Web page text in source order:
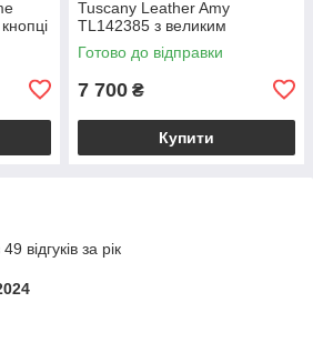
Tuscany Leather Amy
TL142385 з великим
відділенням і плечовим
ременем, бежева
Готово до відправки
7 700 ₴
Купити
відгуків за рік